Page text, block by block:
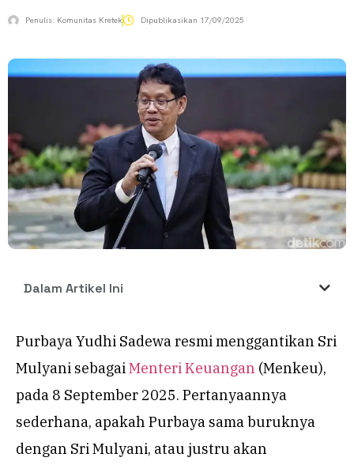
Penulis: Komunitas Kretek Dipublikasikan 17/09/2025
Dalam Artikel Ini
Purbaya Yudhi Sadewa resmi menggantikan Sri
Mulyani sebagaiMenteri Keuangan (Menkeu),
pada 8 September 2025. Pertanyaannya
sederhana, apakah Purbaya sama buruknya
dengan Sri Mulyani, atau justru akan